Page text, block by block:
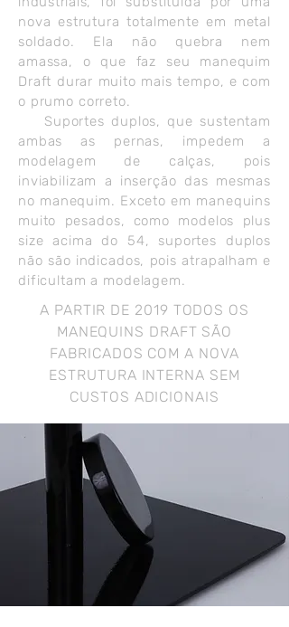
nova estrutura totalmente em metal
soldado. Ela não quebra nem
amassa, o que faz seu manequim
Draft durar muito mais tempo, e com
o prumo correto.
Suportes duplos, que sustentam
ambas as pernas, impedem a
modelagem de calças, pois
inviabilizam a inserção das mesmas
no manequim. Exceto em manequins
muito pesados, como modelos plus
size acima do 54, suportes duplos
não são indicados, pois atrapalham e
dificultam a modelagem.
A PARTIR DE 2019 TODOS OS
MANEQUINS DRAFT SÃO
FABRICADOS COM A NOVA
ESTRUTURA INTERNA SEM
CUSTOS ADICIONAIS